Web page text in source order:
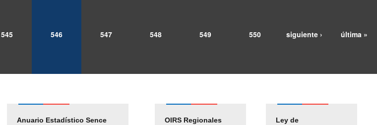
545 546 547 548 549 550 siguiente › última »
Anuario Estadístico Sence
Solicitud Audiencias
OIRS Regionales
Ley de